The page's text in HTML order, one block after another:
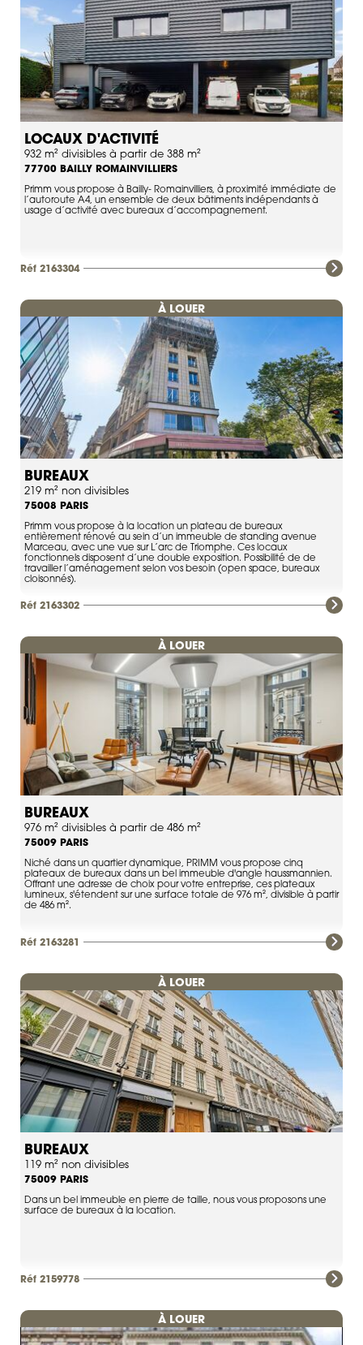
LOCAUX D'ACTIVITÉ
932 m² divisibles à partir de 388 m²
77700 BAILLY ROMAINVILLIERS
Primm vous propose à Bailly- Romainvilliers, à proximité immédiate de
l’autoroute A4, un ensemble de deux bâtiments indépendants à
usage d’activité avec bureaux d’accompagnement.
Réf 2163304
À LOUER
BUREAUX
219 m² non divisibles
75008 PARIS
Primm vous propose à la location un plateau de bureaux
entièrement rénové au sein d’un immeuble de standing avenue
Marceau, avec une vue sur L’arc de Triomphe. Ces locaux
fonctionnels disposent d’une double exposition. Possibilité de de
travailler l’aménagement selon vos besoin (open space, bureaux
cloisonnés).
Réf 2163302
À LOUER
BUREAUX
976 m² divisibles à partir de 486 m²
75009 PARIS
Niché dans un quartier dynamique, PRIMM vous propose cinq
plateaux de bureaux dans un bel immeuble d'angle haussmannien.
Offrant une adresse de choix pour votre entreprise, ces plateaux
lumineux, s'étendent sur une surface totale de 976 m², divisible à partir
de 486 m².
Réf 2163281
À LOUER
BUREAUX
119 m² non divisibles
75009 PARIS
Dans un bel immeuble en pierre de taille, nous vous proposons une
surface de bureaux à la location.
Réf 2159778
À LOUER